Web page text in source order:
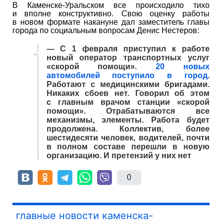
В Каменске-Уральском все происходило тихо
и вполне конструктивно. Свою оценку работы
в новом формате накануне дал заместитель главы
города по социальным вопросам Денис Нестеров:
— С 1 февраля приступил к работе
новый оператор транспортных услуг
«скорой помощи».20 новых
автомобилей поступило в город.
Работают с медицинскими бригадами.
Никаких сбоев нет. Говорил об этом
с главным врачом станции «скорой
помощи». Отрабатываются все
механизмы, элементы. Работа будет
продолжена. Коллектив, более
шестидесяти человек, водителей, почти
в полном составе перешли в новую
организацию. И претензий у них нет
0
главные новости каменска-